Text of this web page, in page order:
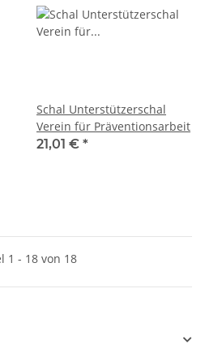
Schal Unterstützerschal
Verein für Präventionsarbeit
21,01 € *
1 - 18 von 18